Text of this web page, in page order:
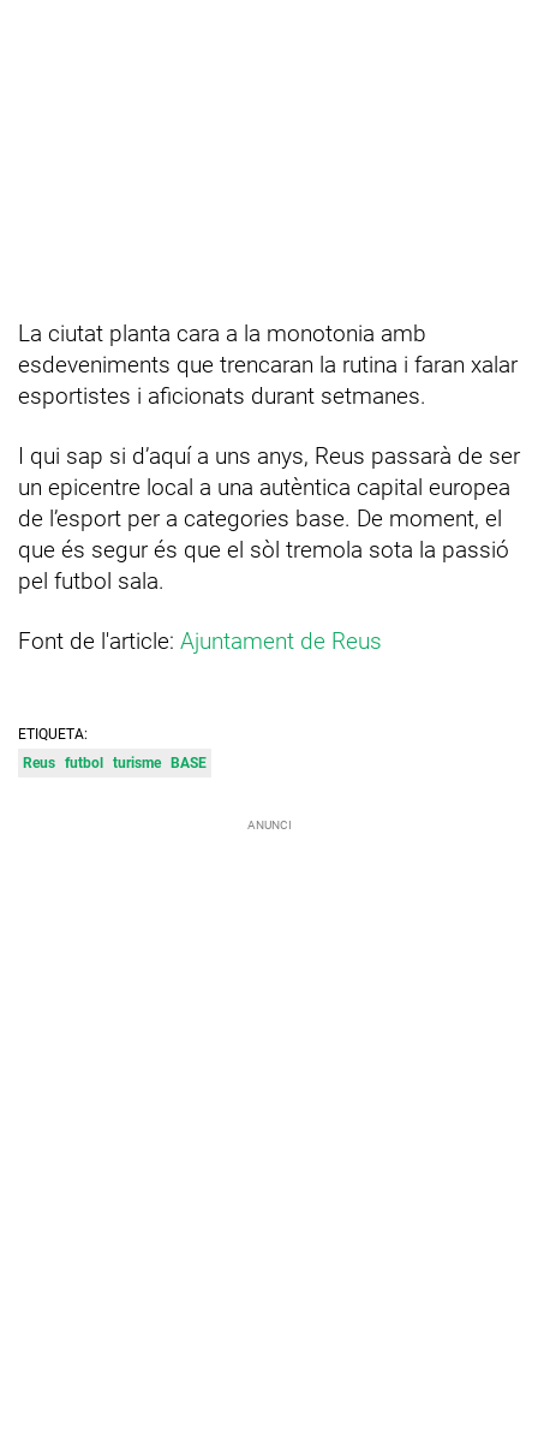
La ciutat planta cara a la monotonia amb
esdeveniments que trencaran la rutina i faran xalar
esportistes i aficionats durant setmanes.
I qui sap si d’aquí a uns anys, Reus passarà de ser
un epicentre local a una autèntica capital europea
de l’esport per a categories base. De moment, el
que és segur és que el sòl tremola sota la passió
pel futbol sala.
Font de l'article: Ajuntament de Reus
ETIQUETA:
Reus futbol turisme BASE